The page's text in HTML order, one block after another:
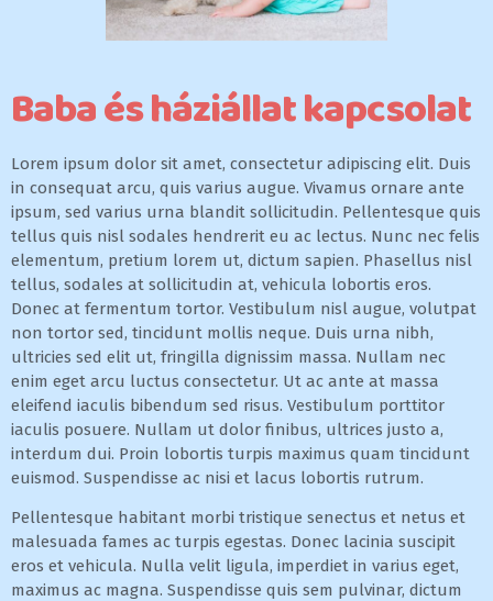
Baba és háziállat kapcsolat
Lorem ipsum dolor sit amet, consectetur adipiscing elit. Duis
in consequat arcu, quis varius augue. Vivamus ornare ante
ipsum, sed varius urna blandit sollicitudin. Pellentesque quis
tellus quis nisl sodales hendrerit eu ac lectus. Nunc nec felis
elementum, pretium lorem ut, dictum sapien. Phasellus nisl
tellus, sodales at sollicitudin at, vehicula lobortis eros.
Donec at fermentum tortor. Vestibulum nisl augue, volutpat
non tortor sed, tincidunt mollis neque. Duis urna nibh,
ultricies sed elit ut, fringilla dignissim massa. Nullam nec
enim eget arcu luctus consectetur. Ut ac ante at massa
eleifend iaculis bibendum sed risus. Vestibulum porttitor
iaculis posuere. Nullam ut dolor finibus, ultrices justo a,
interdum dui. Proin lobortis turpis maximus quam tincidunt
euismod. Suspendisse ac nisi et lacus lobortis rutrum.
Pellentesque habitant morbi tristique senectus et netus et
malesuada fames ac turpis egestas. Donec lacinia suscipit
eros et vehicula. Nulla velit ligula, imperdiet in varius eget,
maximus ac magna. Suspendisse quis sem pulvinar, dictum